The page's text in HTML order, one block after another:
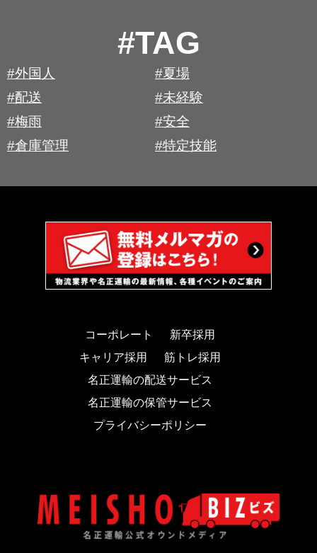
#TAG
#外国人
#夏場
#配送
#未経験
#梅雨
#安全
#倉庫管理
#特定技能
コーポレート
新卒採用
キャリア採用
筋トレ採用
名正運輸の配送サービス
名正運輸の保管サービス
プライバシーポリシー